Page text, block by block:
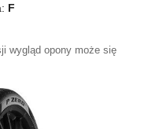
F
wygląd opony może się